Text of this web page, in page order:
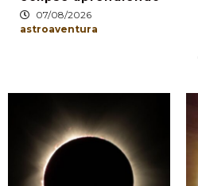
07/08/2026
astroaventura